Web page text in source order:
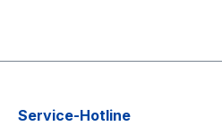
Service-Hotline